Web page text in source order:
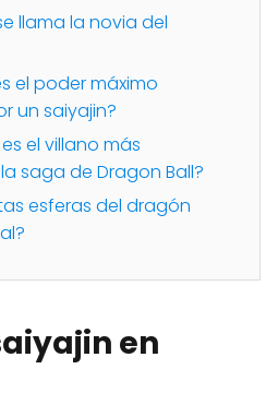
llama la novia del
el poder máximo
un saiyajin?
el villano más
saga de Dragon Ball?
esferas del dragón
en